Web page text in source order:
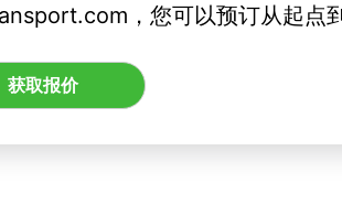
，您可以预订从起点
获取报价